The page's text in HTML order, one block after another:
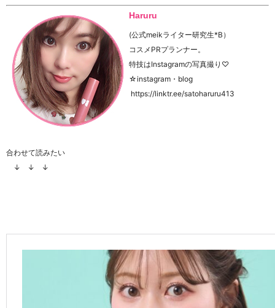
Haruru
(公式meikライター研究生*B）
コスメPRプランナー。
特技はInstagramの写真撮り♡
☆instagram・blog
https://linktr.ee/satoharuru413
合わせて読みたい
↓ ↓ ↓